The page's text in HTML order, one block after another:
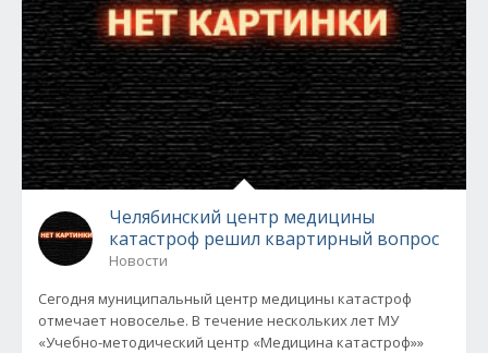
Челябинский центр медицины
катастроф решил квартирный вопрос
Новости
Сегодня муниципальный центр медицины катастроф
отмечает новоселье. В течение нескольких лет МУ
«Учебно-методический центр «Медицина катастроф»»